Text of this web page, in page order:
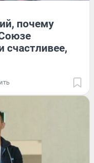
почему
счастливее,